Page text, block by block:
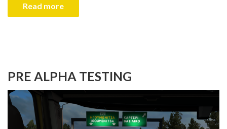
Read more
PRE ALPHA TESTING